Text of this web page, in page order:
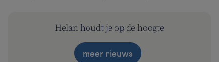
Helan houdt je op de hoogte
meer nieuws